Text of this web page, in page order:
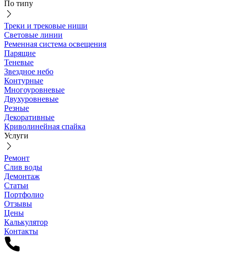
По типу
Треки и трековые ниши
Световые линии
Ременная система освещения
Парящие
Теневые
Звездное небо
Контурные
Многоуровневые
Двухуровневые
Резные
Декоративные
Криволинейная спайка
Услуги
Ремонт
Слив воды
Демонтаж
Статьи
Портфолио
Отзывы
Цены
Калькулятор
Контакты